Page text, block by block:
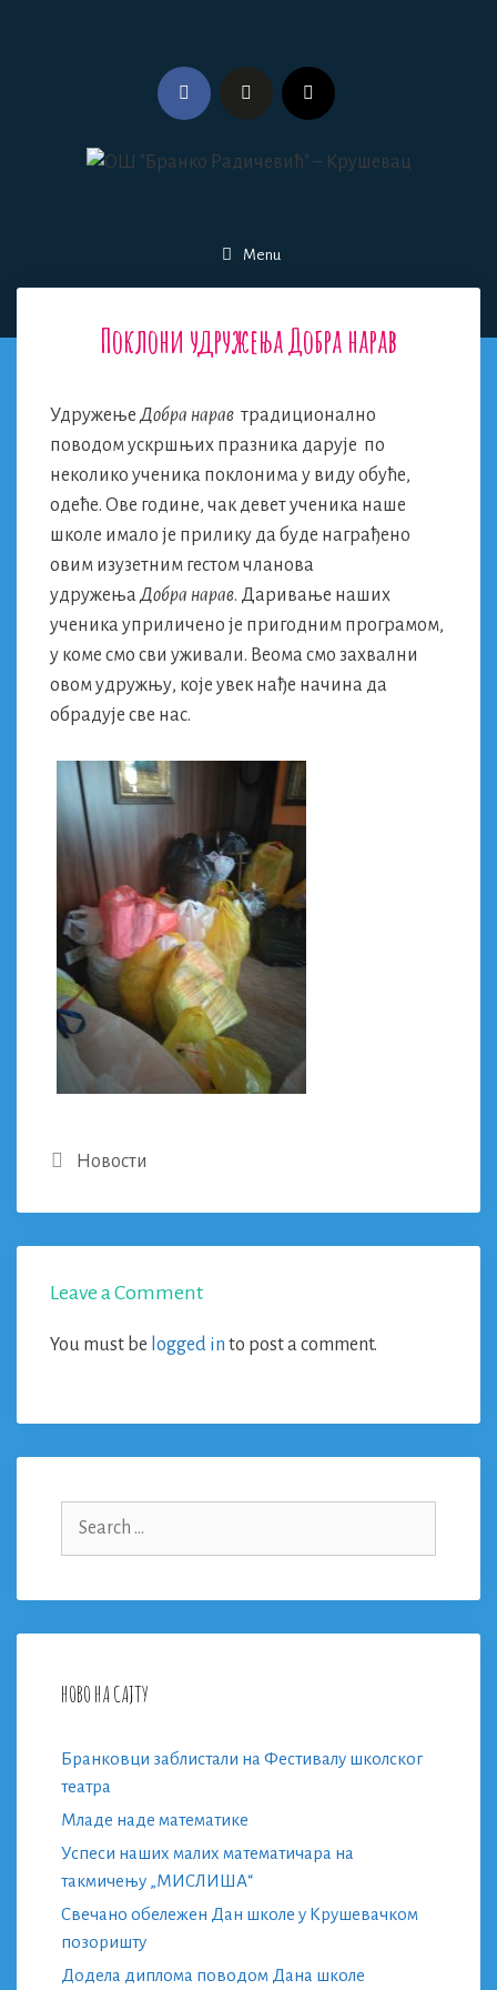
Menu
Поклони удружења Добра нарав
Удружење Добра нарав традиционално
поводом ускршњих празника дарује по
неколико ученика поклонима у виду обуће,
одеће. Ове године, чак девет ученика наше
школе имало је прилику да буде награђено
овим изузетним гестом чланова
удружењаДобра нарав. Даривање наших
ученика уприличено је пригодним програмом,
у коме смо сви уживали. Веома смо захвални
овом удружњу, које увек нађе начина да
обрадује све нас.
Categories
Новости
Leave a Comment
You must be logged in to post a comment.
НОВО НА САЈТУ
Бранковци заблистали на Фестивалу школског
театра
Младе наде математике
Успеси наших малих математичара на
такмичењу „МИСЛИША“
Свечано обележен Дан школе у Крушевачком
позоришту
Додела диплома поводом Дана школе